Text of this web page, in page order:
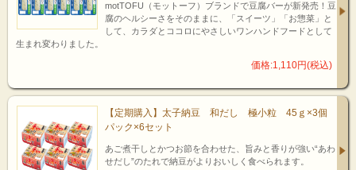
motTOFU（モットーフ）ブランドで豆腐バーが新発売！豆
腐のヘルシーさをそのままに、「スイーツ」「お惣菜」と
して、カラダとココロにやさしいワンハンドフードとして
生まれ変わりました。
価格:1,110円(税込)
【定期購入】太子納豆 和だし 極小粒 45ｇ×3個
パック×6セット
あご煮干しとかつお節を合わせた、旨みと香りが強い“あわ
せだし”のたれで納豆がよりおいしく食べられます。